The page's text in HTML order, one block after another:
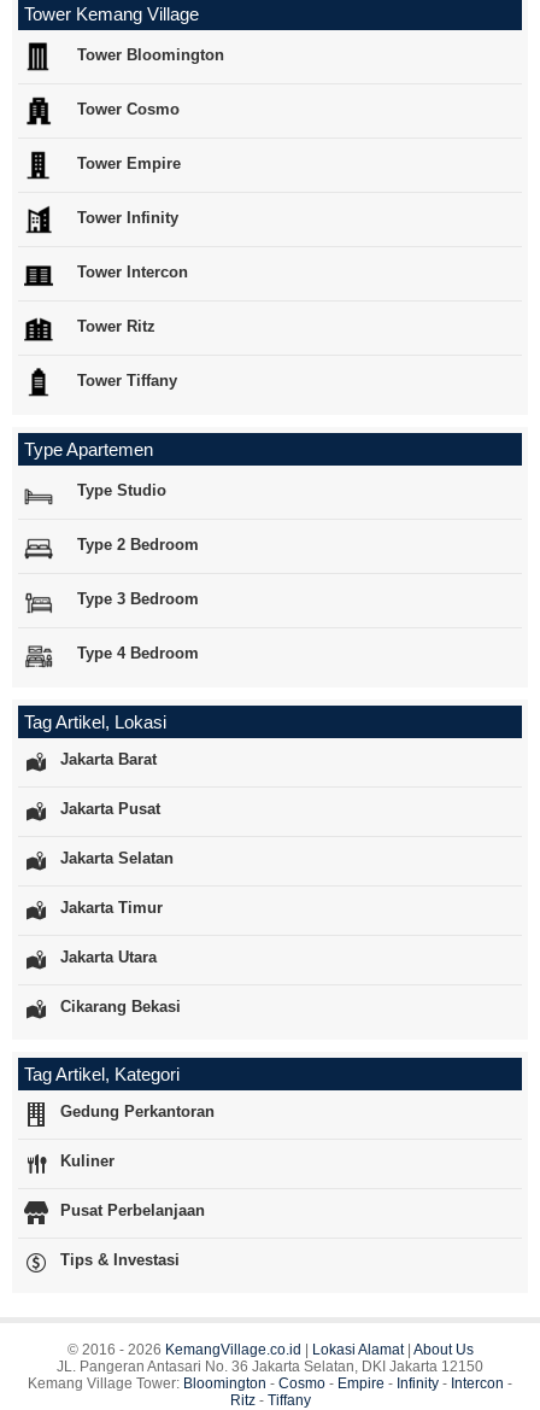
Tower Kemang Village
Tower Bloomington
Tower Cosmo
Tower Empire
Tower Infinity
Tower Intercon
Tower Ritz
Tower Tiffany
Type Apartemen
Type Studio
Type 2 Bedroom
Type 3 Bedroom
Type 4 Bedroom
Tag Artikel, Lokasi
Jakarta Barat
Jakarta Pusat
Jakarta Selatan
Jakarta Timur
Jakarta Utara
Cikarang Bekasi
Tag Artikel, Kategori
Gedung Perkantoran
Kuliner
Pusat Perbelanjaan
Tips & Investasi
© 2016 - 2026 KemangVillage.co.id | Lokasi Alamat| About Us
JL. Pangeran Antasari No. 36 Jakarta Selatan, DKI Jakarta 12150
Kemang Village Tower: Bloomington - Cosmo - Empire - Infinity - Intercon -
Ritz- Tiffany